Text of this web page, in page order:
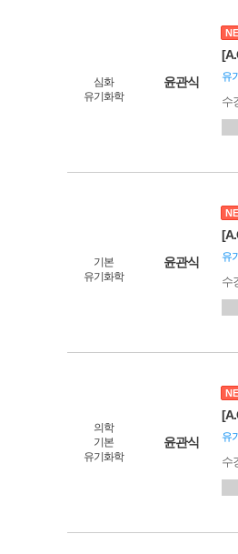
심화
유기화학
윤관식 유
수
기본
유기화학
윤관식 유
수
의학
기본
유기화학
윤관식 유
수